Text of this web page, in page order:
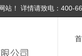
站！ 详情请致电： 400-